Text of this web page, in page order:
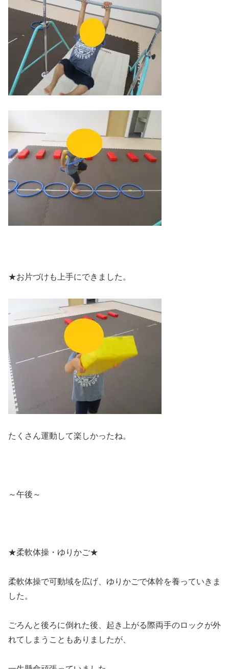
★お片づけも上手にできました。
たくさん運動して楽しかったね。
～午後～
★柔軟体操・ゆりかご★
柔軟体操で可動域を広げ、ゆりかごで体幹を養っていきま
した。
ごろんと後ろに倒れた後、起き上がる際両手のロックが外
れてしまうこともありましたが、